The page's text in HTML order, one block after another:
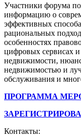
Участники форума
информацию о
эффективных
рациональных
особенностях
цифровых сервисах
недвижимости,
недвижимостью и
обслуживания и
ПРОГРАММА
Контакты: